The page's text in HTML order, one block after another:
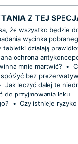
Z TEJ
że wszystko będzie
wycinka
tabletki działają
ochrona
mnie martwić?
•
bez
Jak leczyć dalej te
do przyjmowania leku
• Czy istnieje